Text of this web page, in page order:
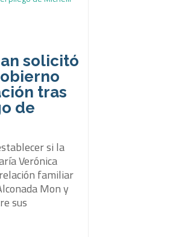
solicitó
tras
de
si la
Verónica
familiar
Mon y
sus